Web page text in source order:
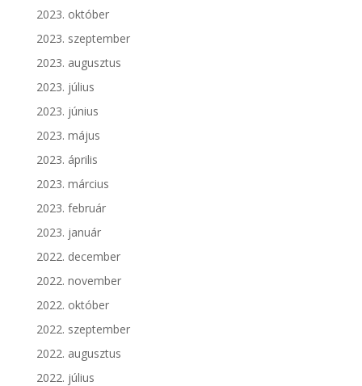
2023. október
2023. szeptember
2023. augusztus
2023. július
2023. június
2023. május
2023. április
2023. március
2023. február
2023. január
2022. december
2022. november
2022. október
2022. szeptember
2022. augusztus
2022. július